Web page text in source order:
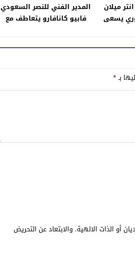
ميلان
يسعى
المدير الفني للنصر السعودي
فابيو كانافارو يتعاطف مع
بـ*
أو الذات الالهية. والابتعاد عن التحريض